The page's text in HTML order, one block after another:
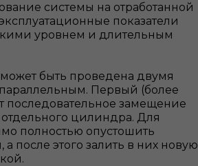
системы на отработанной
показатели
уровнем и длительным
быть проведена двумя
Первый (более
последовательное замещение
цилиндра. Для
полностью опустошить
после этого залить в них новую